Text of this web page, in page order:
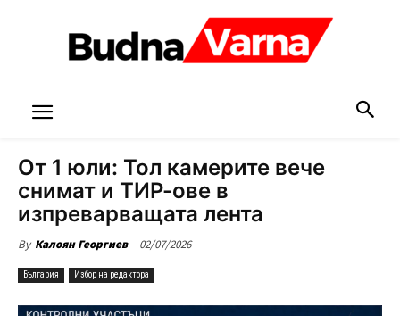
От 1 юли: Тол камерите вече
снимат и ТИР-ове в
изпреварващата лента
By Калоян Георгиев 02/07/2026
България Избор на редактора